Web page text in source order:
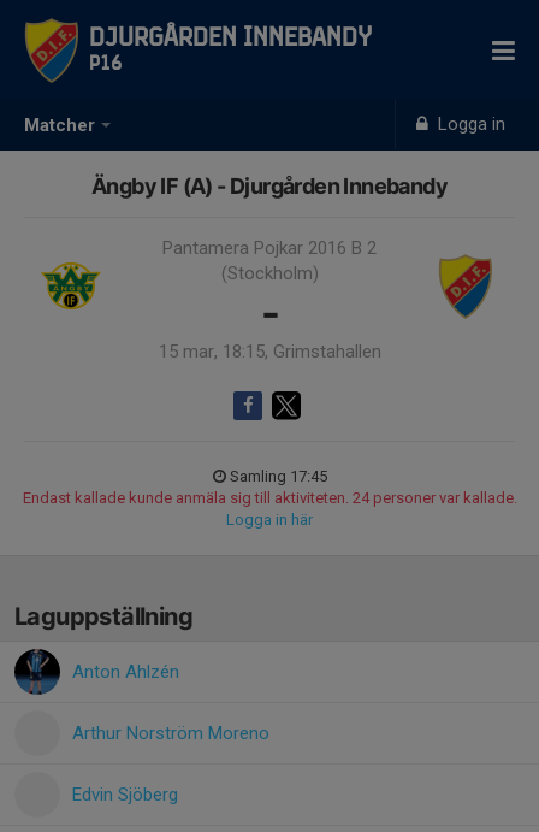
Matcher Logga in
Djurgården Innebandy
P16
Ängby IF (A) - Djurgården Innebandy
Pantamera Pojkar 2016 B 2
(Stockholm)
-
15 mar, 18:15, Grimstahallen
Samling 17:45
Endast kallade kunde anmäla sig till aktiviteten. 24 personer var kallade.
Logga in här
Laguppställning
Anton Ahlzén
Arthur Norström Moreno
Edvin Sjöberg